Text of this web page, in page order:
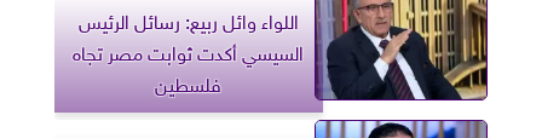
اللواء وائل ربيع: رسائل الرئيس
السيسي أكدت ثوابت مصر تجاه
فلسطين